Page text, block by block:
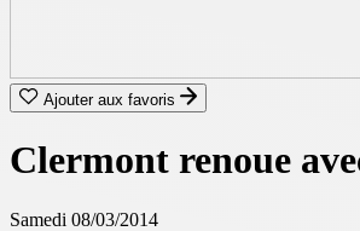
Ajouter aux favoris
Clermont renoue
Samedi 08/03/2014